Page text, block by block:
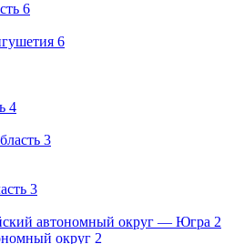
6
6
4
3
3
автономный округ — Югра 2
округ 2